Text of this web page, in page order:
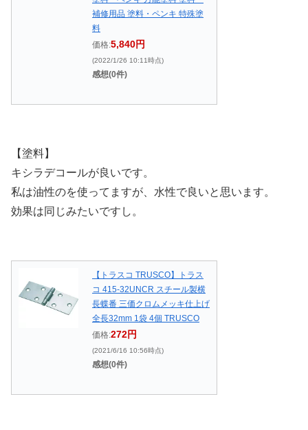
補修用品 塗料・ペンキ 特殊塗
料
価格:5,840円
(2022/1/26 10:11時点)
感想(0件)
【塗料】
キシラデコールが良いです。
私は油性のを使ってますが、水性で良いと思います。
効果は同じみたいですし。
【トラスコ TRUSCO】トラス
コ 415-32UNCR スチール製横
長蝶番 三価クロムメッキ仕上げ
全長32mm 1袋 4個 TRUSCO
価格:272円
(2021/6/16 10:56時点)
感想(0件)